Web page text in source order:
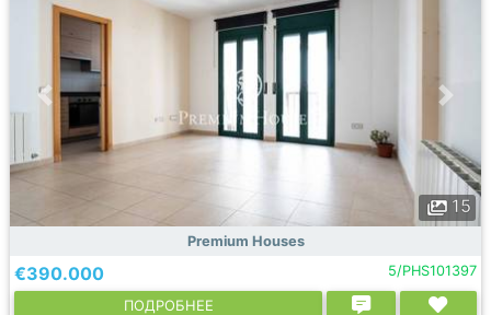
15
Premium Houses
€390.000 5/PHS101397
ПОДРОБНЕЕ